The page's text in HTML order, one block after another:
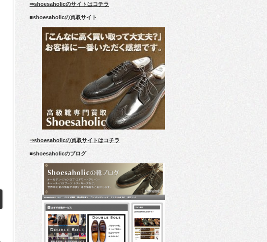
⇒shoesaholicのサイトはコチラ
■shoesaholicの買取サイト
⇒shoesaholicの買取サイトはコチラ
■shoesaholicのブログ